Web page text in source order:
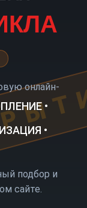
онлайн-
•
•
подбор и
сайте.